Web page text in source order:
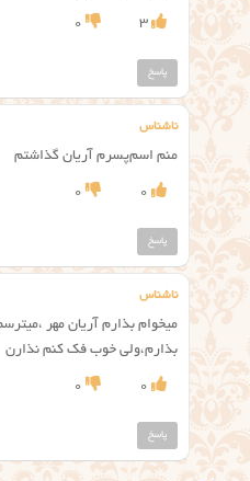
3
0
پاسخ
ناشناس
منم اسم‌پسرم آریان گذاشتم
0
0
پاسخ
ناشناس
میخوام بذارم آریان مهر
بذارم،ولی خوب فک کنم نذارن
0
0
پاسخ